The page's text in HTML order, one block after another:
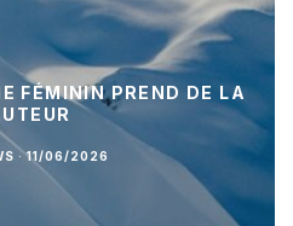
FÉMININ PREND DE LA
· 11/06/2026